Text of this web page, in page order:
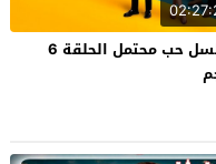
مسلسل حب محتمل الحلقة 6